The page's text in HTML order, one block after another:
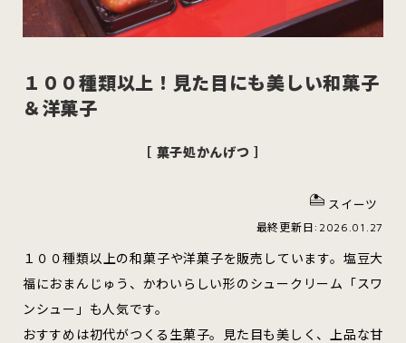
パスタ 寿司
ハンバーガー
すべてのカテゴリをみる
青森市 五所川原市 つがる市
１００種類以上！見た目にも美しい和菓子
＆洋菓子
［ 菓子処かんげつ ］
スイーツ
最終更新日:2026.01.27
１００種類以上の和菓子や洋菓子を販売しています。塩豆大
福におまんじゅう、かわいらしい形のシュークリーム「スワ
ンシュー」も人気です。
おすすめは初代がつくる生菓子。見た目も美しく、上品な甘